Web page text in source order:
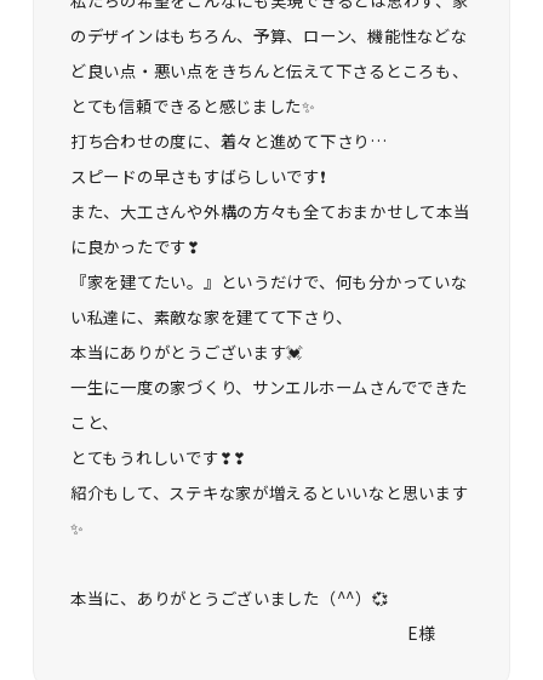
のデザインはもちろん、予算、ローン、機能性などな
ど良い点・悪い点をきちんと伝えて下さるところも、
とても信頼できると感じました✨
打ち合わせの度に、着々と進めて下さり…
スピードの早さもすばらしいです❗
また、大工さんや外構の方々も全ておまかせして本当
に良かったです❣
『家を建てたい。』というだけで、何も分かっていな
い私達に、素敵な家を建てて下さり、
本当にありがとうございます💓
一生に一度の家づくり、サンエルホームさんでできた
こと、
とてもうれしいです❣❣
紹介もして、ステキな家が増えるといいなと思います
✨
本当に、ありがとうございました（^^）💞
E様